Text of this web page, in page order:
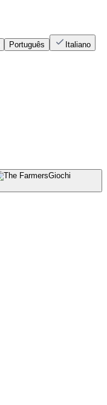
Português
Italiano
Giochi